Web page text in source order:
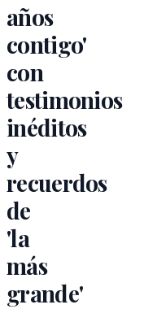
años
contigo'
con
testimonios
inéditos
y
recuerdos
de
'la
más
grande'